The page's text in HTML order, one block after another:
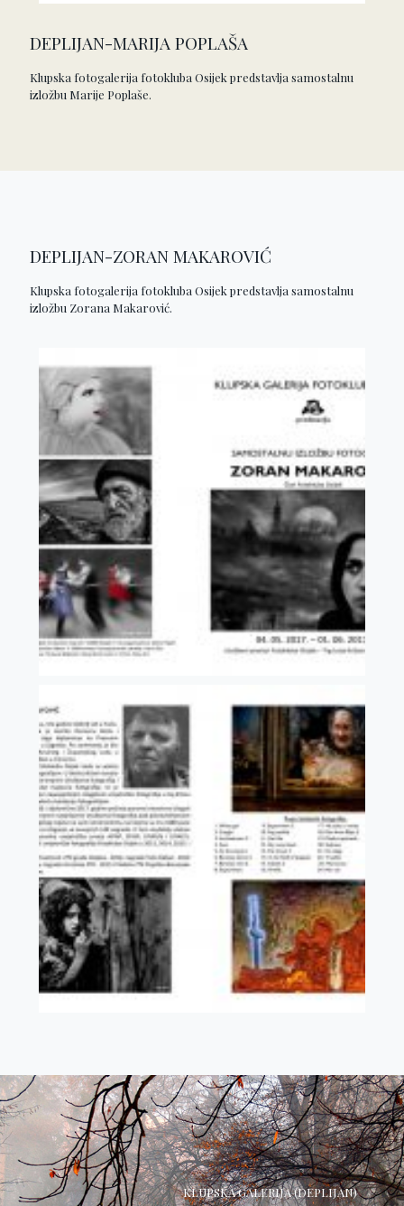
DEPLIJAN-MARIJA POPLAŠA
Klupska fotogalerija fotokluba Osijek predstavlja samostalnu
izložbu Marije Poplaše.
DEPLIJAN-ZORAN MAKAROVIĆ
Klupska fotogalerija fotokluba Osijek predstavlja samostalnu
izložbu Zorana Makarović.
KLUPSKA GALERIJA (DEPLIJAN)